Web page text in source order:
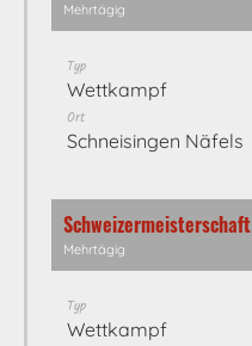
Mehrtägig
Typ
Wettkampf
Ort
Schneisingen Näfels
Schweizermeisterschaft
Mehrtägig
Typ
Wettkampf